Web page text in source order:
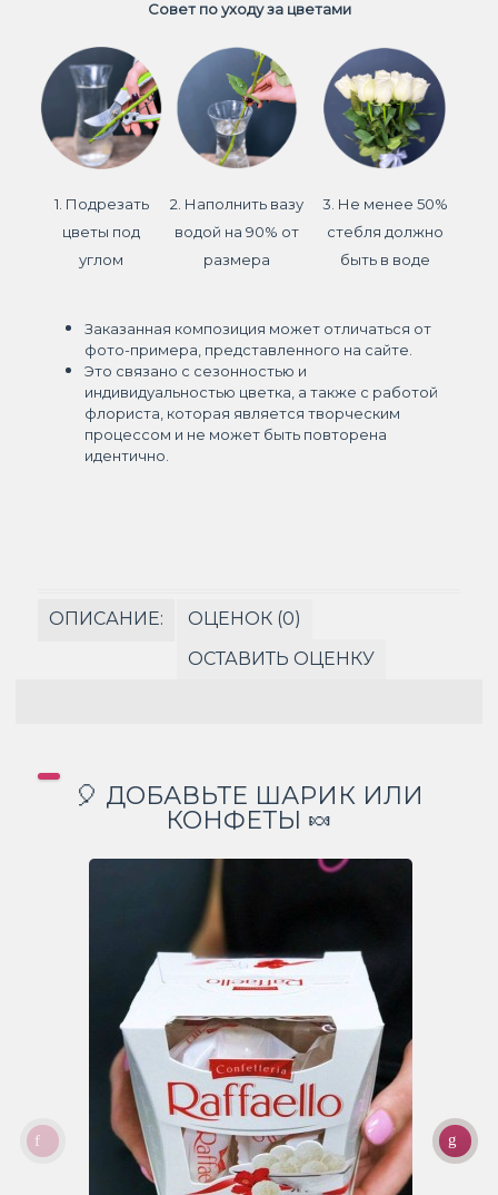
Совет по уходу за цветами
1. Подрезать
цветы под
углом
2. Наполнить вазу
водой на 90% от
размера
3. Не менее 50%
стебля должно
быть в воде
Заказанная композиция может отличаться от
фото-примера, представленного на сайте.
Это связано с сезонностью и
индивидуальностью цветка, а также с работой
флориста, которая является творческим
процессом и не может быть повторена
идентично.
ОПИСАНИЕ:
ОЦЕНОК (0)
ОСТАВИТЬ ОЦЕНКУ
🎈 ДОБАВЬТЕ ШАРИК ИЛИ
КОНФЕТЫ 🍬